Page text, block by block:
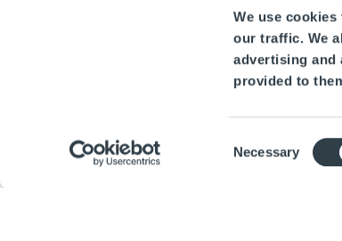
We use
our traffic. We
advertising and
provided to
Selection
Necessary
Group Hotels vor,
Das Gleiche gilt für
zu überreden oder zu
Entwicklung einer
besagten Personen